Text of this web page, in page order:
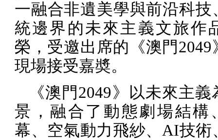
一融合非遺美學與前沿科技
統邊界的未來主義文旅作
榮，受邀出席的《澳門2049
現場接受嘉奬。
《澳門2049》以未來主義
景，融合了動態劇場結構
幕、空氣動力飛紗、 AI技術